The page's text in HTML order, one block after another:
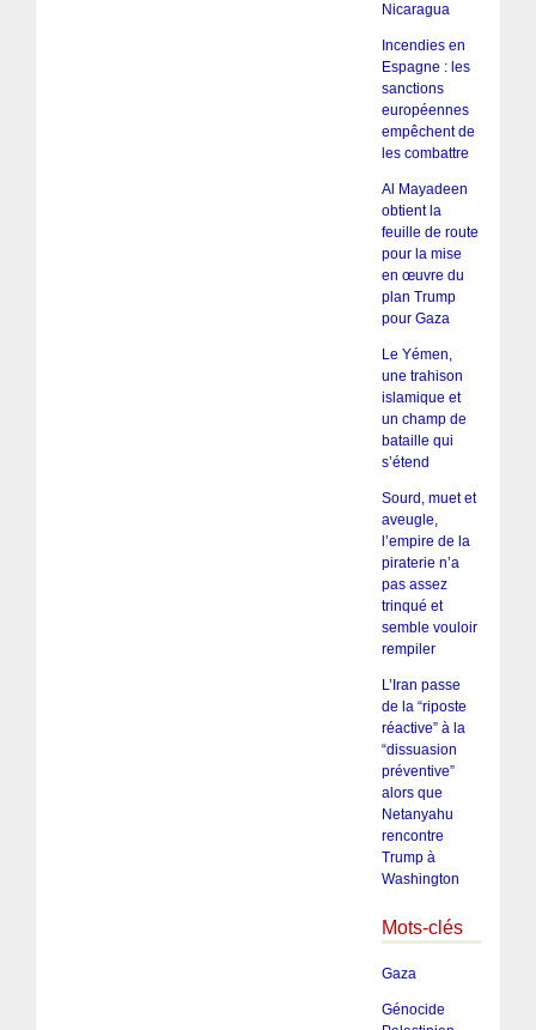
Nicaragua
Incendies en
Espagne : les
sanctions
européennes
empêchent de
les combattre
Al Mayadeen
obtient la
feuille de route
pour la mise
en œuvre du
plan Trump
pour Gaza
Le Yémen,
une trahison
islamique et
un champ de
bataille qui
s’étend
Sourd, muet et
aveugle,
l’empire de la
piraterie n’a
pas assez
trinqué et
semble vouloir
rempiler
L’Iran passe
de la “riposte
réactive” à la
“dissuasion
préventive”
alors que
Netanyahu
rencontre
Trump à
Washington
Mots-clés
Gaza
Génocide